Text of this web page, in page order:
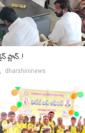
ప్లాన్..!
dharshininews